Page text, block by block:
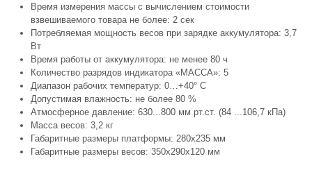
Время измерения массы с вычислением стоимости
взвешиваемого товара не более: 2 сек
Потребляемая мощность весов при зарядке аккумулятора: 3,7
Вт
Время работы от аккумулятора: не менее 80 ч
Количество разрядов индикатора «МАССА»: 5
Диапазон рабочих температур: 0…+40° С
Допустимая влажность: не более 80 %
Атмосферное давление: 630...800 мм рт.ст. (84 ...106,7 кПа)
Масса весов: 3,2 кг
Габаритные размеры платформы: 280x235 мм
Габаритные размеры весов: 350х290х120 мм